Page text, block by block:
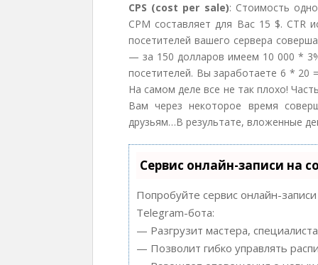
CPS (cost per sale): Стоимость
CPM составляет для Вас 15 $. CTR
посетителей вашего сервера
— за 150 долларов имеем 10 000 *
посетителей. Вы заработаете 6 * 20
На самом деле все не так плохо!
Вам через некоторое время
друзьям…В результате, вложенные
Сервис онлайн-записи на
Попробуйте сервис онлайн-
Telegram-бота:
— Разгрузит мастера,
— Позволит гибко управлять